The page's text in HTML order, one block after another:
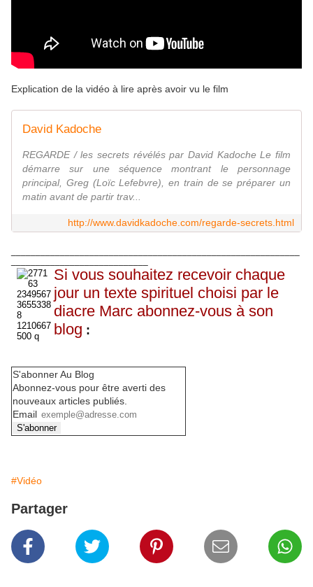
Explication de la vidéo à lire après avoir vu le film
David Kadoche
REGARDE / les secrets révélés par David Kadoche Le film
démarre sur une séquence montrant le personnage
principal, Greg (Loïc Lefebvre), en train de se préparer un
matin avant de partir trav...
http://www.davidkadoche.com/regarde-secrets.html
Si vous souhaitez recevoir chaque
jour un texte spirituel choisi par le
diacre Marc abonnez-vous à son
blog :
S'abonner Au Blog
Abonnez-vous pour être averti des
nouveaux articles publiés.
Email
#Vidéo
Partager